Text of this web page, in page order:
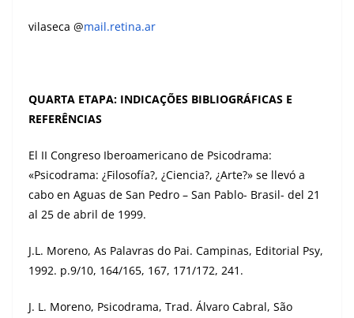
vilaseca @mail.retina.ar
QUARTA ETAPA: INDICAÇÕES BIBLIOGRÁFICAS E
REFERÊNCIAS
El II Congreso Iberoamericano de Psicodrama:
«Psicodrama: ¿Filosofía?, ¿Ciencia?, ¿Arte?» se llevó a
cabo en Aguas de San Pedro – San Pablo- Brasil- del 21
al 25 de abril de 1999.
J.L. Moreno, As Palavras do Pai. Campinas, Editorial Psy,
1992. p.9/10, 164/165, 167, 171/172, 241.
J. L. Moreno, Psicodrama, Trad. Álvaro Cabral, São